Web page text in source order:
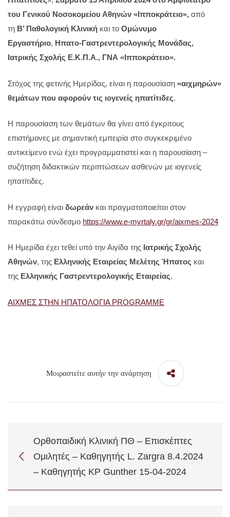
του Γενικού Νοσοκομείου Αθηνών «Ιπποκράτειο», από
τη Β’ Παθολογική Κλινική και το Ομώνυμο
Εργαστήριο, Ηπατο-Γαστρεντερολογικής Μονάδας,
Ιατρικής Σχολής Ε.Κ.Π.Α., ΓΝΑ «Ιπποκράτειο».
Στόχος της φετινής Ημερίδας, είναι η παρουσίαση «αιχμηρών»
θεμάτων που αφορούν τις ιογενείς ηπατίτιδες.
Η παρουσίαση των θεμάτων θα γίνει από έγκριτους
επιστήμονες με σημαντική εμπειρία στο συγκεκριμένο
αντικείμενο ενώ έχει προγραμματιστεί και η παρουσίαση –
συζήτηση διδακτικών περιπτώσεων ασθενών με ιογενείς
ηπατίτιδες.
Η εγγραφή είναι δωρεάν και πραγματοποιείται στον
παρακάτω σύνδεσμο https://www.e-myrtaly.gr/gr/aixmes-2024
Η Ημερίδα έχει τεθεί υπό την Αιγίδα της Ιατρικής Σχολής
Αθηνών, της Ελληνικής Εταιρείας Μελέτης Ήπατος και
της Ελληνικής Γαστρεντερολογικής Εταιρείας.
ΑΙΧΜΕΣ ΣΤΗΝ ΗΠΑΤΟΛΟΓΙΑ PROGRAMME
Μοιραστείτε αυτήν την ανάρτηση
Ορθοπαιδική Κλινική ΠΘ – Επισκέπτες
Ομιλητές – Καθηγητής L. Zargra 8.4.2024
– Καθηγητής KP Gunther 15-04-2024